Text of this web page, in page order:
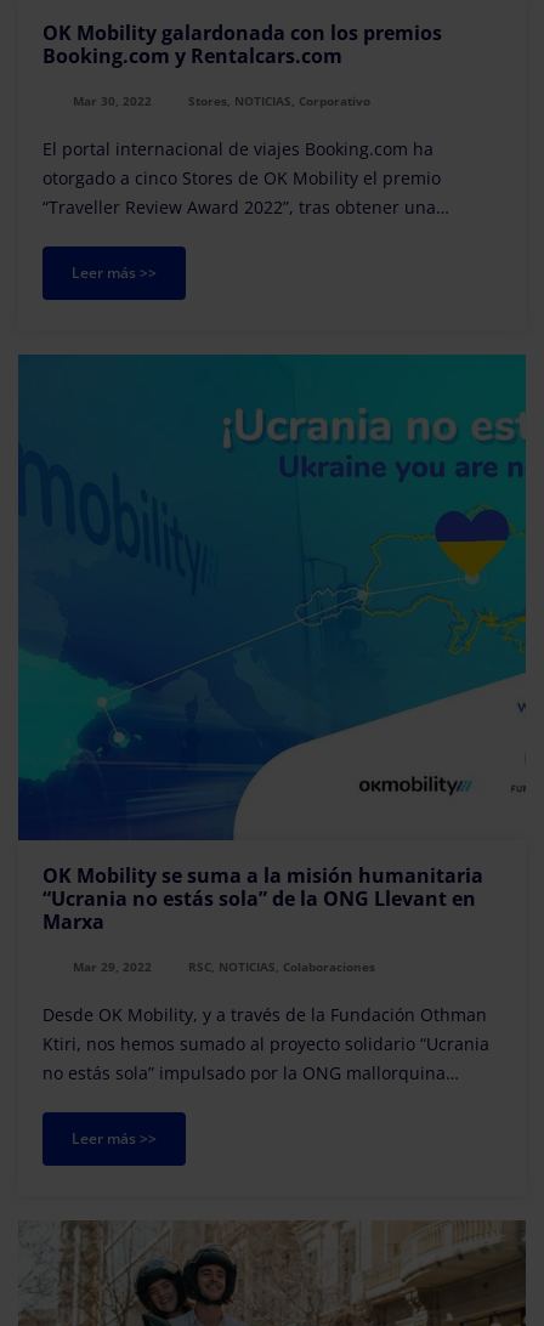
OK Mobility galardonada con los premios
Booking.com y Rentalcars.com
Mar 30, 2022 Stores, NOTICIAS, Corporativo
El portal internacional de viajes Booking.com ha
otorgado a cinco Stores de OK Mobility el premio
“Traveller Review Award 2022”, tras obtener una
Leer más >>
OK Mobility se suma a la misión humanitaria
“Ucrania no estás sola” de la ONG Llevant en
Marxa
Mar 29, 2022 RSC, NOTICIAS, Colaboraciones
Desde OK Mobility, y a través de la Fundación Othman
Ktiri, nos hemos sumado al proyecto solidario “Ucrania
no estás sola” impulsado por la ONG mallorquina
Leer más >>